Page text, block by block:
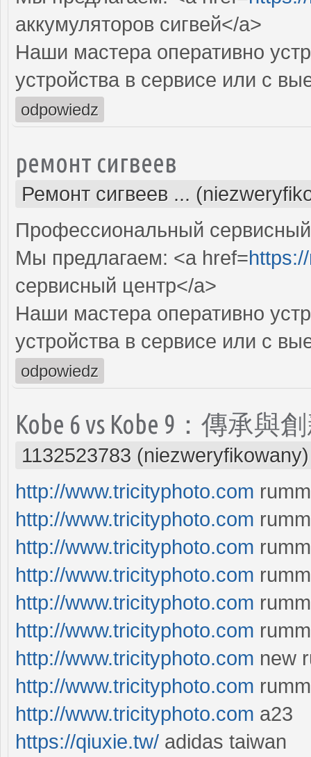
аккумуляторов сигвей</a>
Наши мастера оперативно
устройства в сервисе или с
odpowiedz
ремонт сигвеев
Ремонт сигвеев ...
Профессиональный
Мы предлагаем: <a href=
сервисный центр</a>
Наши мастера оперативно
устройства в сервисе или с
odpowiedz
Kobe 6 vs Kobe 9：傳承
1132523783 (niezweryfikowany)
http://www.tricityphoto.com
http://www.tricityphoto.com
http://www.tricityphoto.com
http://www.tricityphoto.com
http://www.tricityphoto.com
http://www.tricityphoto.com
http://www.tricityphoto.com new
http://www.tricityphoto.com
http://www.tricityphoto.com a23
https://qiuxie.tw/ adidas taiwan